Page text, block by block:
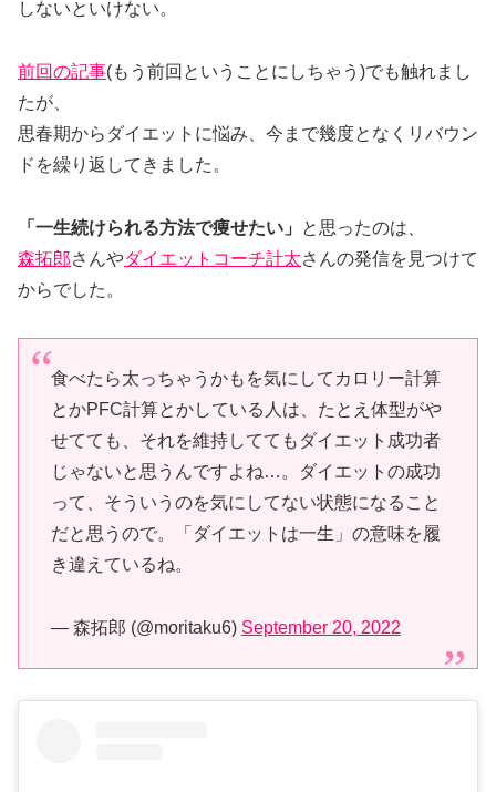
しないといけない。
前回の記事(もう前回ということにしちゃう)でも触れまし
たが、
思春期からダイエットに悩み、今まで幾度となくリバウン
ドを繰り返してきました。
「一生続けられる方法で痩せたい」
と思ったのは、
森拓郎さんやダイエットコーチ計太さんの発信を見つけて
からでした。
食べたら太っちゃうかもを気にしてカロリー計算
とかPFC計算とかしている人は、たとえ体型がや
せてても、それを維持しててもダイエット成功者
じゃないと思うんですよね…。ダイエットの成功
って、そういうのを気にしてない状態になること
だと思うので。「ダイエットは一生」の意味を履
き違えているね。
— 森拓郎 (@moritaku6) September 20, 2022